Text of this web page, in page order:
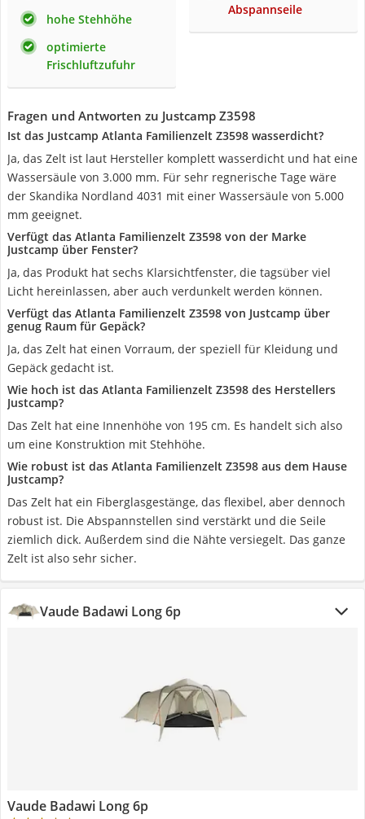
hohe Stehhöhe
optimierte
Frischluftzufuhr
Abspannseile
Fragen und Antworten zu Justcamp Z3598
Ist das Justcamp Atlanta Familienzelt Z3598 wasserdicht?
Ja, das Zelt ist laut Hersteller komplett wasserdicht und hat eine
Wassersäule von 3.000 mm. Für sehr regnerische Tage wäre
der Skandika Nordland 4031 mit einer Wassersäule von 5.000
mm geeignet.
Verfügt das Atlanta Familienzelt Z3598 von der Marke
Justcamp über Fenster?
Ja, das Produkt hat sechs Klarsichtfenster, die tagsüber viel
Licht hereinlassen, aber auch verdunkelt werden können.
Verfügt das Atlanta Familienzelt Z3598 von Justcamp über
genug Raum für Gepäck?
Ja, das Zelt hat einen Vorraum, der speziell für Kleidung und
Gepäck gedacht ist.
Wie hoch ist das Atlanta Familienzelt Z3598 des Herstellers
Justcamp?
Das Zelt hat eine Innenhöhe von 195 cm. Es handelt sich also
um eine Konstruktion mit Stehhöhe.
Wie robust ist das Atlanta Familienzelt Z3598 aus dem Hause
Justcamp?
Das Zelt hat ein Fiberglasgestänge, das flexibel, aber dennoch
robust ist. Die Abspannstellen sind verstärkt und die Seile
ziemlich dick. Außerdem sind die Nähte versiegelt. Das ganze
Zelt ist also sehr sicher.
Vaude Badawi Long 6p
Vaude Badawi Long 6p